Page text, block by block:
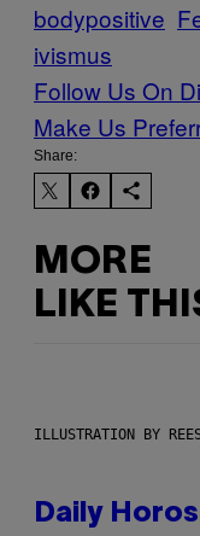
bodypositive
ivismus
Follow Us On
Make Us
Share:
MORE
LIKE
ILLUSTRATION BY
Daily